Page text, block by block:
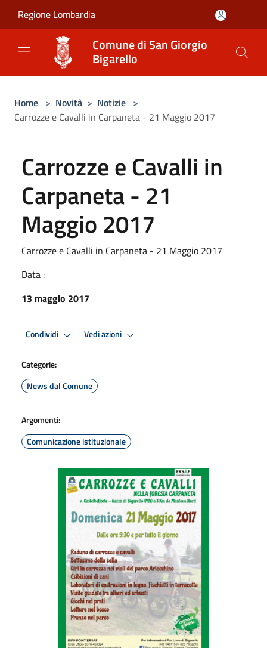
Regione Lombardia
Comune di San Giorgio
Bigarello
Home > Novità > Notizie >
Carrozze e Cavalli in Carpaneta - 21 Maggio 2017
Carrozze e Cavalli in
Carpaneta - 21
Maggio 2017
Carrozze e Cavalli in Carpaneta - 21 Maggio 2017
Data :
13 maggio 2017
Condividi Vedi azioni
Categorie:
News dal Comune
Argomenti:
Comunicazione istituzionale